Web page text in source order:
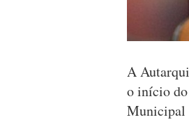
A
o início do
Municipal